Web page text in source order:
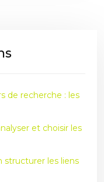
de recherche : les
et choisir les
les liens